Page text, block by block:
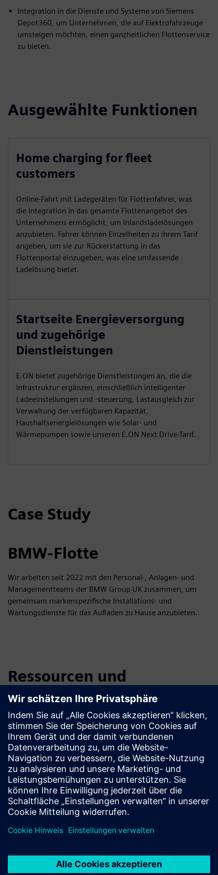
Integration in die Dienste und Systeme von Siemens
Depot360, um Unternehmen, die auf Elektrofahrzeuge
umsteigen möchten, einen ganzheitlichen Flottenservice
zu bieten.
Ausgewählte Funktionen
Home charging for fleet
customers
Online-Fahrt mit Ladegeräten für Flottenfahrer, was
die Integration in das gesamte Flottenangebot des
Unternehmens ermöglicht, um Inlandsladelösungen
anzubieten. Fahrer können Einzelheiten zu ihrem Tarif
angeben, um sie zur Rückerstattung in das
Flottenportal einzugeben, was eine umfassende
Ladelösung bietet.
Startseite Energieversorgung
und zugehörige
Dienstleistungen
E.ON bietet zugehörige Dienstleistungen an, die die
Infrastruktur ergänzen, einschließlich intelligenter
Ladeeinstellungen und -steuerung, Lastausgleich zur
Verwaltung der verfügbaren Kapazität,
Haushaltsenergielösungen wie Solar- und
Wärmepumpen sowie unseren E.ON Next Drive-Tarif.
Case Study
BMW-Flotte
Wir arbeiten seit 2022 mit den Personal-, Anlagen- und
Managementteams der BMW Group UK zusammen, um
gemeinsam markenspezifische Installations- und
Wartungsdienste für das Aufladen zu Hause anzubieten.
Ressourcen und
verwandte Produkte
erkunden
Weitere Informationen und
Ressourcen
E.ON — Ihre Reise zu einer elektrischen Zukunft